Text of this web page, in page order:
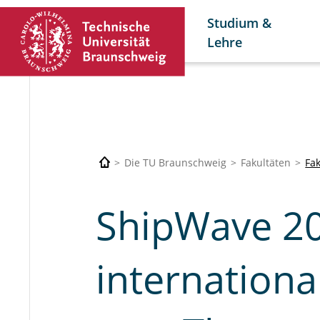
Studium &
Lehre
Die TU Braunschweig Fakultäten
ShipWave